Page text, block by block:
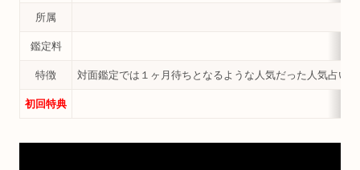
所属
鑑定料
特徴 対面鑑定では１ヶ月待ちとなるような人気だった人気占い
初回特典